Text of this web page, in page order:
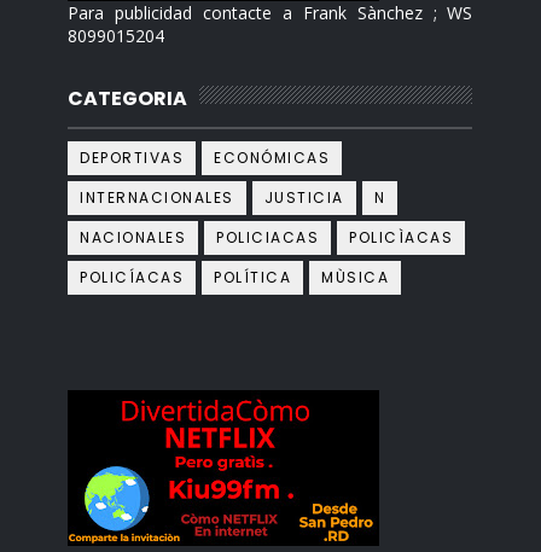
Para publicidad contacte a Frank Sànchez ; WS
8099015204
CATEGORIA
DEPORTIVAS
ECONÓMICAS
INTERNACIONALES
JUSTICIA
N
NACIONALES
POLICIACAS
POLICÌACAS
POLICÍACAS
POLÍTICA MÙSICA